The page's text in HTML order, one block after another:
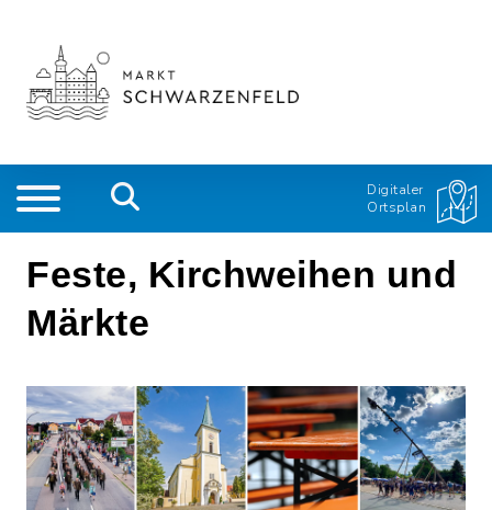
Digitaler
Ortsplan
Feste, Kirchweihen und
Märkte